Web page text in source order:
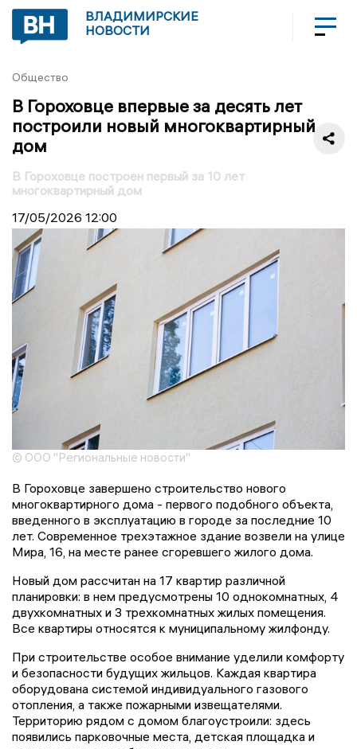
ВЛАДИМИРСКИЕ
НОВОСТИ
Общество
В Гороховце впервые за десять лет
построили новый многоквартирный
дом
В Гороховце построен первый за 10 лет
многоквартирный дом
17/05/2026 12:00
© ООО "Региональные новости"
В Гороховце завершено строительство нового
многоквартирного дома - первого подобного объекта,
введенного в эксплуатацию в городе за последние 10
лет. Современное трехэтажное здание возвели на улице
Мира, 16, на месте ранее сгоревшего жилого дома.
Новый дом рассчитан на 17 квартир различной
планировки: в нем предусмотрены 10 однокомнатных, 4
двухкомнатных и 3 трехкомнатных жилых помещения.
Все квартиры относятся к муниципальному жилфонду.
При строительстве особое внимание уделили комфорту
и безопасности будущих жильцов. Каждая квартира
оборудована системой индивидуального газового
отопления, а также пожарными извещателями.
Территорию рядом с домом благоустроили: здесь
появились парковочные места, детская площадка и